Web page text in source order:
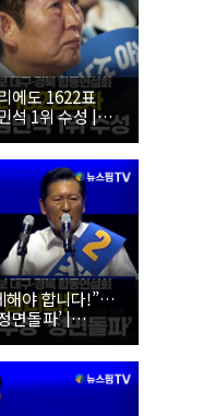
에도 1622표
석 1위 수성 |
표·최고위원 후
해야 합니다!”…
면돌파’ |
표·최고위원 후